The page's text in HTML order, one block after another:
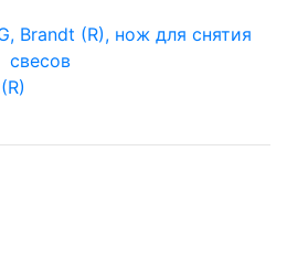
Brandt (R), нож для снятия
свесов